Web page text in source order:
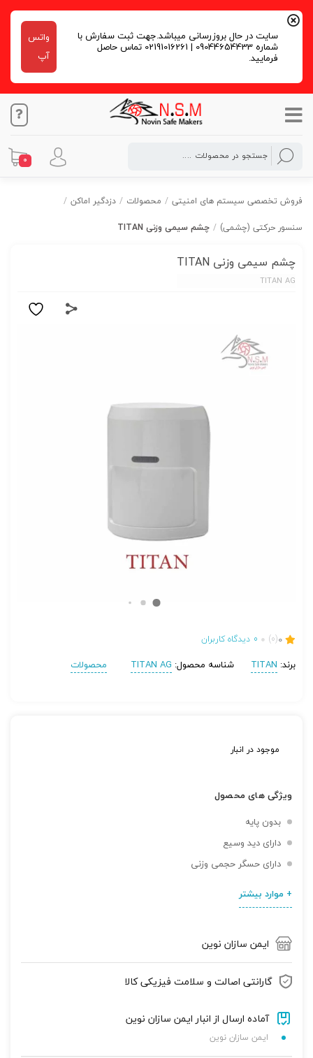
سایت در حال بروزرسانی میباشد.جهت ثبت سفارش با
شماره 09044654433 | 02191016261 تماس حاصل
فرمایید.
واتس
آپ
0
فروش تخصصی سیستم های امنیتی / محصولات / دزدگیر اماکن /
سنسور حرکتی (چشمی) / چشم سیمی وزنی TITAN
چشم سیمی وزنی TITAN
TITAN AG
0
(0)
0 دیدگاه کاربران
برند: TITAN شناسه محصول: TITAN AG محصولات
موجود در انبار
ویژگی های محصول
بدون پایه
دارای دید وسیع
دارای حسگر حجمی وزنی
+ موارد بیشتر
ایمن سازان نوین
گارانتی اصالت و سلامت فیزیکی کالا
آماده ارسال از انبار ایمن سازان نوین
ایمن سازان نوین